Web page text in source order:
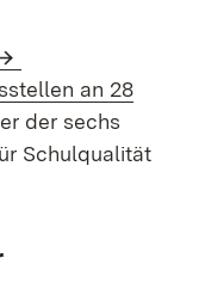
an 28
der sechs
Schulqualität